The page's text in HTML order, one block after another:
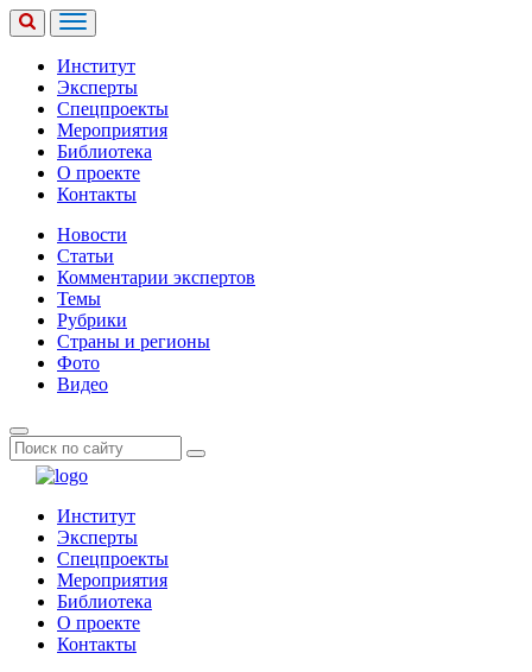
Институт
Эксперты
Спецпроекты
Мероприятия
Библиотека
О проекте
Контакты
Новости
Статьи
Комментарии экспертов
Темы
Рубрики
Страны и регионы
Фото
Видео
Институт
Эксперты
Спецпроекты
Мероприятия
Библиотека
О проекте
Контакты